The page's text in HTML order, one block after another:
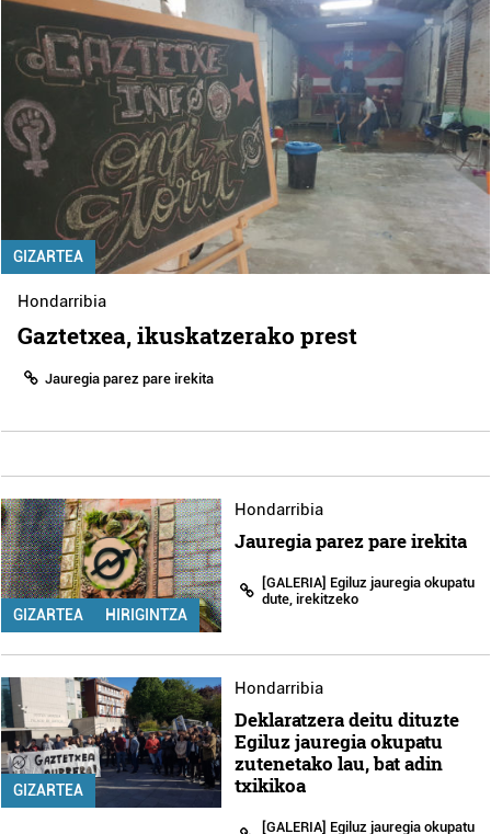
GIZARTEA
Hondarribia
Gaztetxea, ikuskatzerako prest
Jauregia parez pare irekita
GIZARTEA HIRIGINTZA
Hondarribia
Jauregia parez pare irekita
[GALERIA] Egiluz jauregia okupatu
dute, irekitzeko
GIZARTEA
Hondarribia
Deklaratzera deitu dituzte
Egiluz jauregia okupatu
zutenetako lau, bat adin
txikikoa
[GALERIA] Egiluz jauregia okupatu